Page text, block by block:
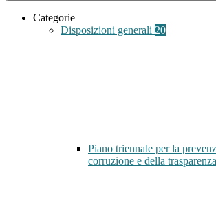
Categorie
Disposizioni generali 20
Piano triennale per la
corruzione e della trasparenza